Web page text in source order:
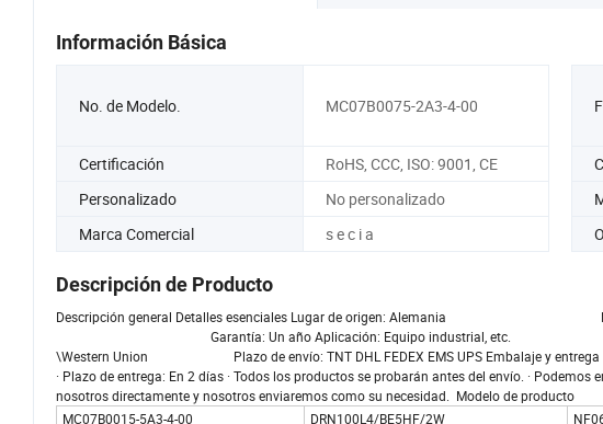
Información Básica
No. de Modelo. MC07B0075-2A3-4-00
Certificación
RoHS, CCC, ISO: 9001, CE
Personalizado
No personalizado
Marca Comercial
s e c i a
Descripción de Producto
Descripción general Detalles esenciales Lugar de origen: Alemania Marca:
Garantía: Un año Aplicación: Equipo industrial, etc. Paquete:
\Western Union Plazo de envío: TNT DHL FEDEX EMS UPS Embalaje y entrega ·
· Plazo de entrega: En 2 días · Todos los productos se probarán antes del envío. ·
nosotros directamente y nosotros enviaremos como su necesidad. Modelo de producto
MC07B0015-5A3-4-00
DRN100L4/BE5HF/2W